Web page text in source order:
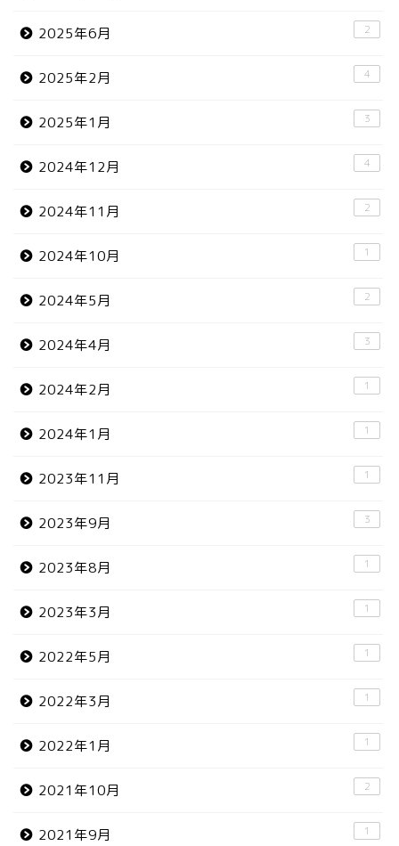
2025年6月 2
2025年2月 4
2025年1月 3
2024年12月 4
2024年11月 2
2024年10月 1
2024年5月 2
2024年4月 3
2024年2月 1
2024年1月 1
2023年11月 1
2023年9月 3
2023年8月 1
2023年3月 1
2022年5月 1
2022年3月 1
2022年1月 1
2021年10月 2
2021年9月 1